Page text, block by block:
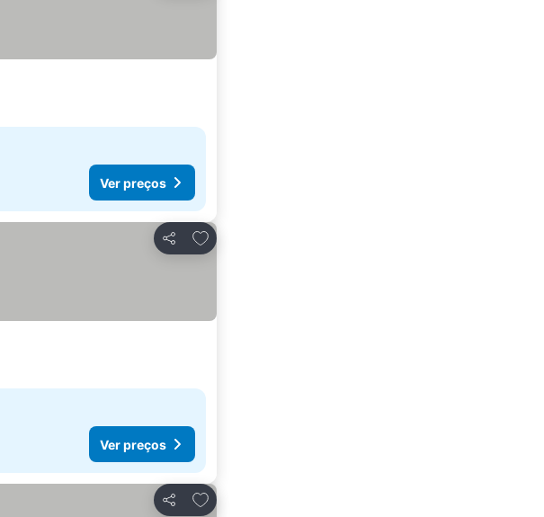
Ver preços
Partilhar
Adicionar aos favoritos
Ver preços
Partilhar
Adicionar aos favoritos